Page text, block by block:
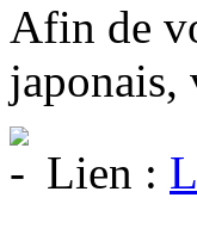
Afin de
japonais,
Lien :